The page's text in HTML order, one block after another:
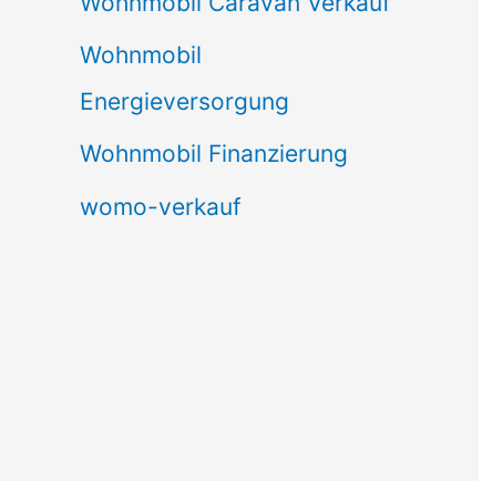
Wohnmobil
Energieversorgung
Wohnmobil Finanzierung
womo-verkauf